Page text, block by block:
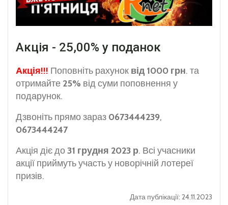
Акція - 25,00% у поданок
Акція!!! Поповніть рахунок від 1000 грн. та
отримайте 25% від суми поповнення у
подарунок.
Дзвоніть прямо зараз 0673444239,
0673444247
Акція діє до31 грудня 2023 р. Всі учасники
акції приймуть участь у новорічній лотереї
призів.
Дата публікації: 24.11.2023